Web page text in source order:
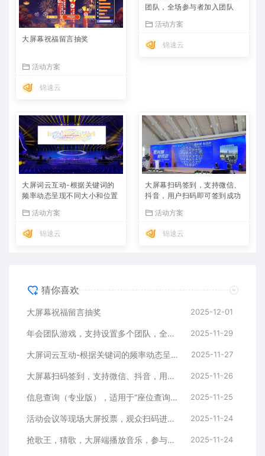
大屏幕祝福留言抽奖
活动方案
锦速云
团队，全场参与者加入团队
活动方案
锦速云
大屏词云互动-根据关键词的
频率动态呈现不同大小和位置
活动方案
锦速云
大屏幕扫码签到，支持微信、
抖音，用户扫码即可签到成功
活动方案
锦速云
猜你喜欢
大屏幕祝福留言抽奖 2025-12-01
年会团队游戏，支持设置多个团队，全场参与者加入团队 2025-11-29
大屏词云互动-根据关键词的频率动态呈现不同大小和位置 2025-11-27
大屏幕扫码签到，支持微信、抖音，用户扫码即可签到成功 2025-11-26
信息查询（专业版），适用于“座位查询、桌号查询、房间号查询 等”，支持多页展示、记忆功能、 2025-11-25
活动会议等现场大屏投票，观众扫码进入投票页面，大屏实时展示投票结果 2025-11-24
抢歌王，猜歌，大屏端播放音乐，参与者抢歌回答资格 2025-11-24